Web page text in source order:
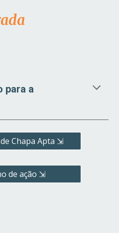
para a
Chapa Apta ⇲
de ação ⇲